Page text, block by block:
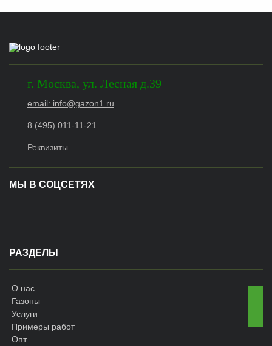
г. Москва, ул. Лесная д.39
email: info@gazon1.ru
8 (495) 011-11-21
Реквизиты
МЫ В СОЦСЕТЯХ
РАЗДЕЛЫ
О нас
Газоны
Услуги
Примеры работ
Опт